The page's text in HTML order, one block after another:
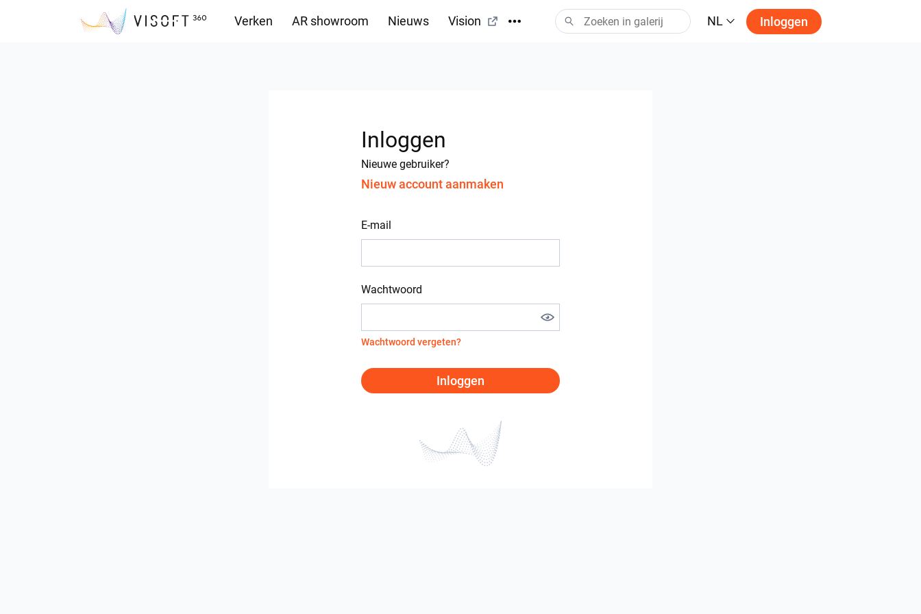
Verken AR showroom Nieuws Vision NL Inloggen
Inloggen
Nieuwe gebruiker?
Nieuw account aanmaken
E-mail
Wachtwoord
Wachtwoord vergeten?
Inloggen